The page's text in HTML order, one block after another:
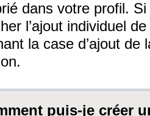
dans votre profil.
l’ajout individuel
la case d’ajout
puis-je créer